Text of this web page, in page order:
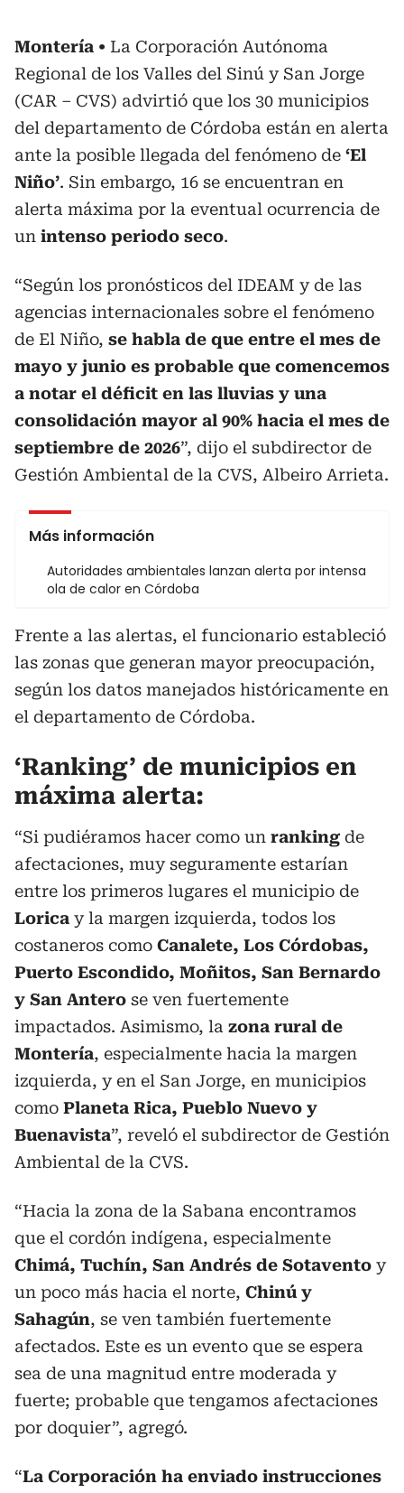
Montería
La Corporación Autónoma
Regional de los Valles del Sinú y San Jorge
(CAR – CVS) advirtió que los 30 municipios
del departamento de Córdoba están en alerta
ante la posible llegada del fenómeno de ‘El
Niño’. Sin embargo, 16 se encuentran en
alerta máxima por la eventual ocurrencia de
un intenso periodo seco.
“Según los pronósticos del IDEAM y de las
agencias internacionales sobre el fenómeno
de El Niño, se habla de que entre el mes de
mayo y junio es probable que comencemos
a notar el déficit en las lluvias y una
consolidación mayor al 90% hacia el mes de
septiembre de 2026”, dijo el subdirector de
Gestión Ambiental de la CVS, Albeiro Arrieta.
Más información
Autoridades ambientales lanzan alerta por intensa
ola de calor en Córdoba
Frente a las alertas, el funcionario estableció
las zonas que generan mayor preocupación,
según los datos manejados históricamente en
el departamento de Córdoba.
‘Ranking’ de municipios en
máxima alerta:
“Si pudiéramos hacer como un ranking de
afectaciones, muy seguramente estarían
entre los primeros lugares el municipio de
Lorica y la margen izquierda, todos los
costaneros como Canalete, Los Córdobas,
Puerto Escondido, Moñitos, San Bernardo
y San Antero se ven fuertemente
impactados. Asimismo, la zona rural de
Montería, especialmente hacia la margen
izquierda, y en el San Jorge, en municipios
como Planeta Rica, Pueblo Nuevo y
Buenavista”, reveló el subdirector de Gestión
Ambiental de la CVS.
“Hacia la zona de la Sabana encontramos
que el cordón indígena, especialmente
Chimá, Tuchín, San Andrés de Sotavento y
un poco más hacia el norte, Chinú y
Sahagún, se ven también fuertemente
afectados. Este es un evento que se espera
sea de una magnitud entre moderada y
fuerte; probable que tengamos afectaciones
por doquier”, agregó.
“La Corporación ha enviado instrucciones